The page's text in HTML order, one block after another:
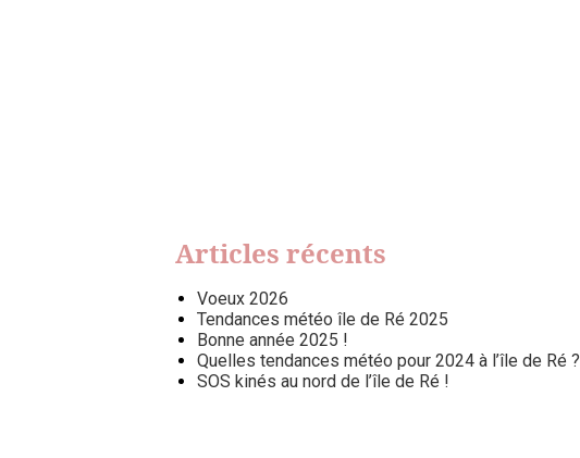
Articles récents
Voeux 2026
Tendances météo île de Ré 2025
Bonne année 2025 !
Quelles tendances météo pour 2024 à l’île de Ré ?
SOS kinés au nord de l’île de Ré !